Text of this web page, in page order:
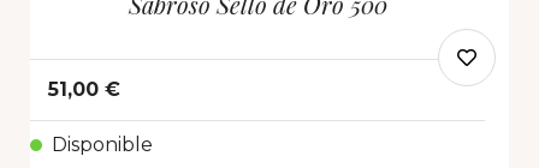
51,00 €
Disponible